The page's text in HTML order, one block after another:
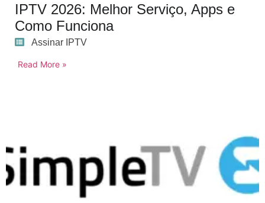
IPTV 2026: Melhor Serviço, Apps e
Como Funciona
Assinar IPTV
Read More »